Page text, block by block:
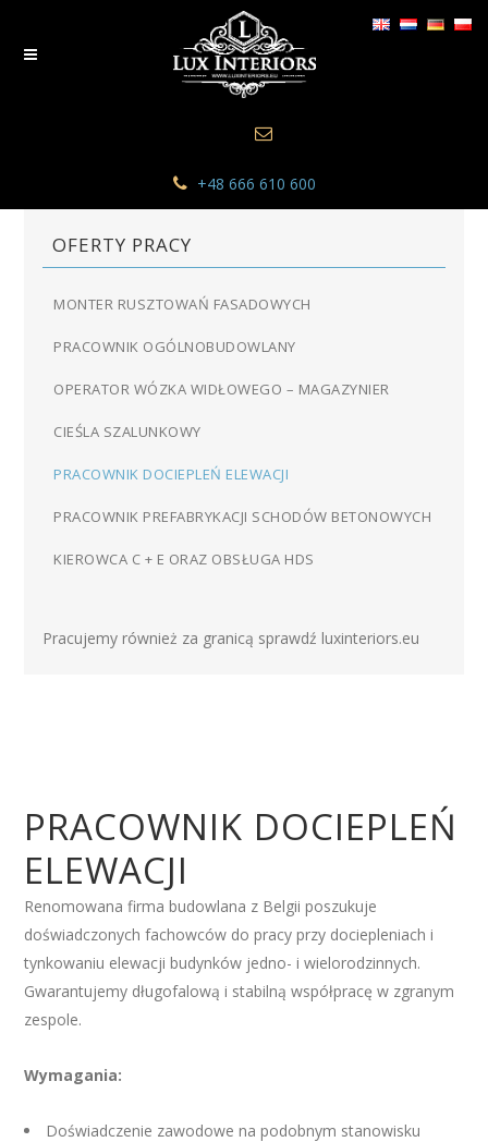
+48 666 610 600
OFERTY PRACY
MONTER RUSZTOWAŃ FASADOWYCH
PRACOWNIK OGÓLNOBUDOWLANY
OPERATOR WÓZKA WIDŁOWEGO – MAGAZYNIER
CIEŚLA SZALUNKOWY
PRACOWNIK DOCIEPLEŃ ELEWACJI
PRACOWNIK PREFABRYKACJI SCHODÓW BETONOWYCH
KIEROWCA C + E ORAZ OBSŁUGA HDS
Pracujemy również za granicą sprawdź luxinteriors.eu
PRACOWNIK DOCIEPLEŃ
ELEWACJI
Renomowana firma budowlana z Belgii poszukuje
doświadczonych fachowców do pracy przy dociepleniach i
tynkowaniu elewacji budynków jedno- i wielorodzinnych.
Gwarantujemy długofalową i stabilną współpracę w zgranym
zespole.
Wymagania:
Doświadczenie zawodowe na podobnym stanowisku